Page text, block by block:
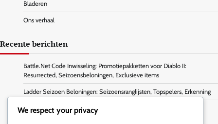
Bladeren
Ons verhaal
Recente berichten
Battle.Net Code Inwisseling: Promotiepakketten voor Diablo II:
Resurrected, Seizoensbeloningen, Exclusieve items
Ladder Seizoen Beloningen: Seizoensranglijsten, Topspelers, Erkenning
Ladder Seizoen Beloningen: Deelname aan ladder evenementen,
We respect your privacy